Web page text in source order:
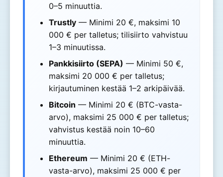
0–5 minuuttia.
Trustly — Minimi 20 €, maksimi 10
000 € per talletus; tilisiirto vahvistuu
1–3 minuutissa.
Pankkisiirto (SEPA) — Minimi 50 €,
maksimi 20 000 € per talletus;
kirjautuminen kestää 1–2 arkipäivää.
Bitcoin — Minimi 20 € (BTC-vasta-
arvo), maksimi 25 000 € per talletus;
vahvistus kestää noin 10–60
minuuttia.
Ethereum — Minimi 20 € (ETH-
vasta-arvo), maksimi 25 000 € per